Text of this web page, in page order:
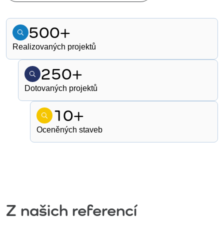
500+
Realizovaných projektů
250+
Dotovaných projektů
10+
Oceněných staveb
Z našich referencí